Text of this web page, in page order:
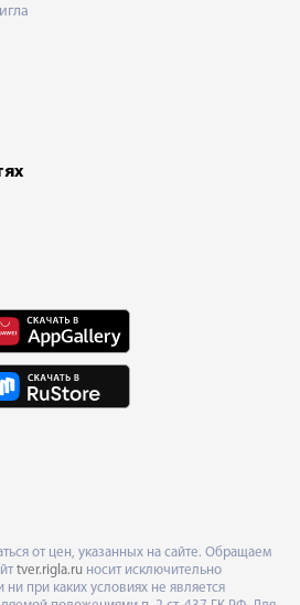
от цен, указанных на сайте. Обращаем
tver.rigla.ru носит исключительно
при каких условиях не является